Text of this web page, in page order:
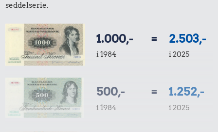
seddelserie.
1.000,-
i 1984
= 2.503,-
i 2025
500,-
i 1984
= 1.252,-
i 2025